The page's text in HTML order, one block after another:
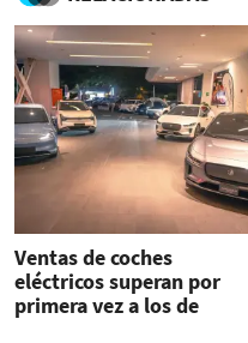
Ventas de coches
eléctricos superan por
primera vez a los de